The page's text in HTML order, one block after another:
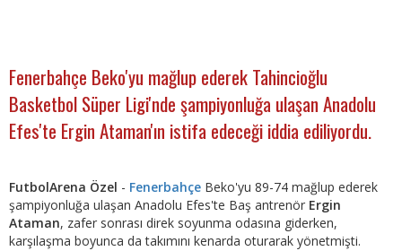
Fenerbahçe Beko'yu mağlup ederek Tahincioğlu
Basketbol Süper Ligi'nde şampiyonluğa ulaşan Anadolu
Efes'te Ergin Ataman'ın istifa edeceği iddia ediliyordu.
FutbolArena Özel - Fenerbahçe Beko'yu 89-74 mağlup ederek
şampiyonluğa ulaşan Anadolu Efes'te Baş antrenör Ergin
Ataman, zafer sonrası direk soyunma odasına giderken,
karşılaşma boyunca da takımını kenarda oturarak yönetmişti.